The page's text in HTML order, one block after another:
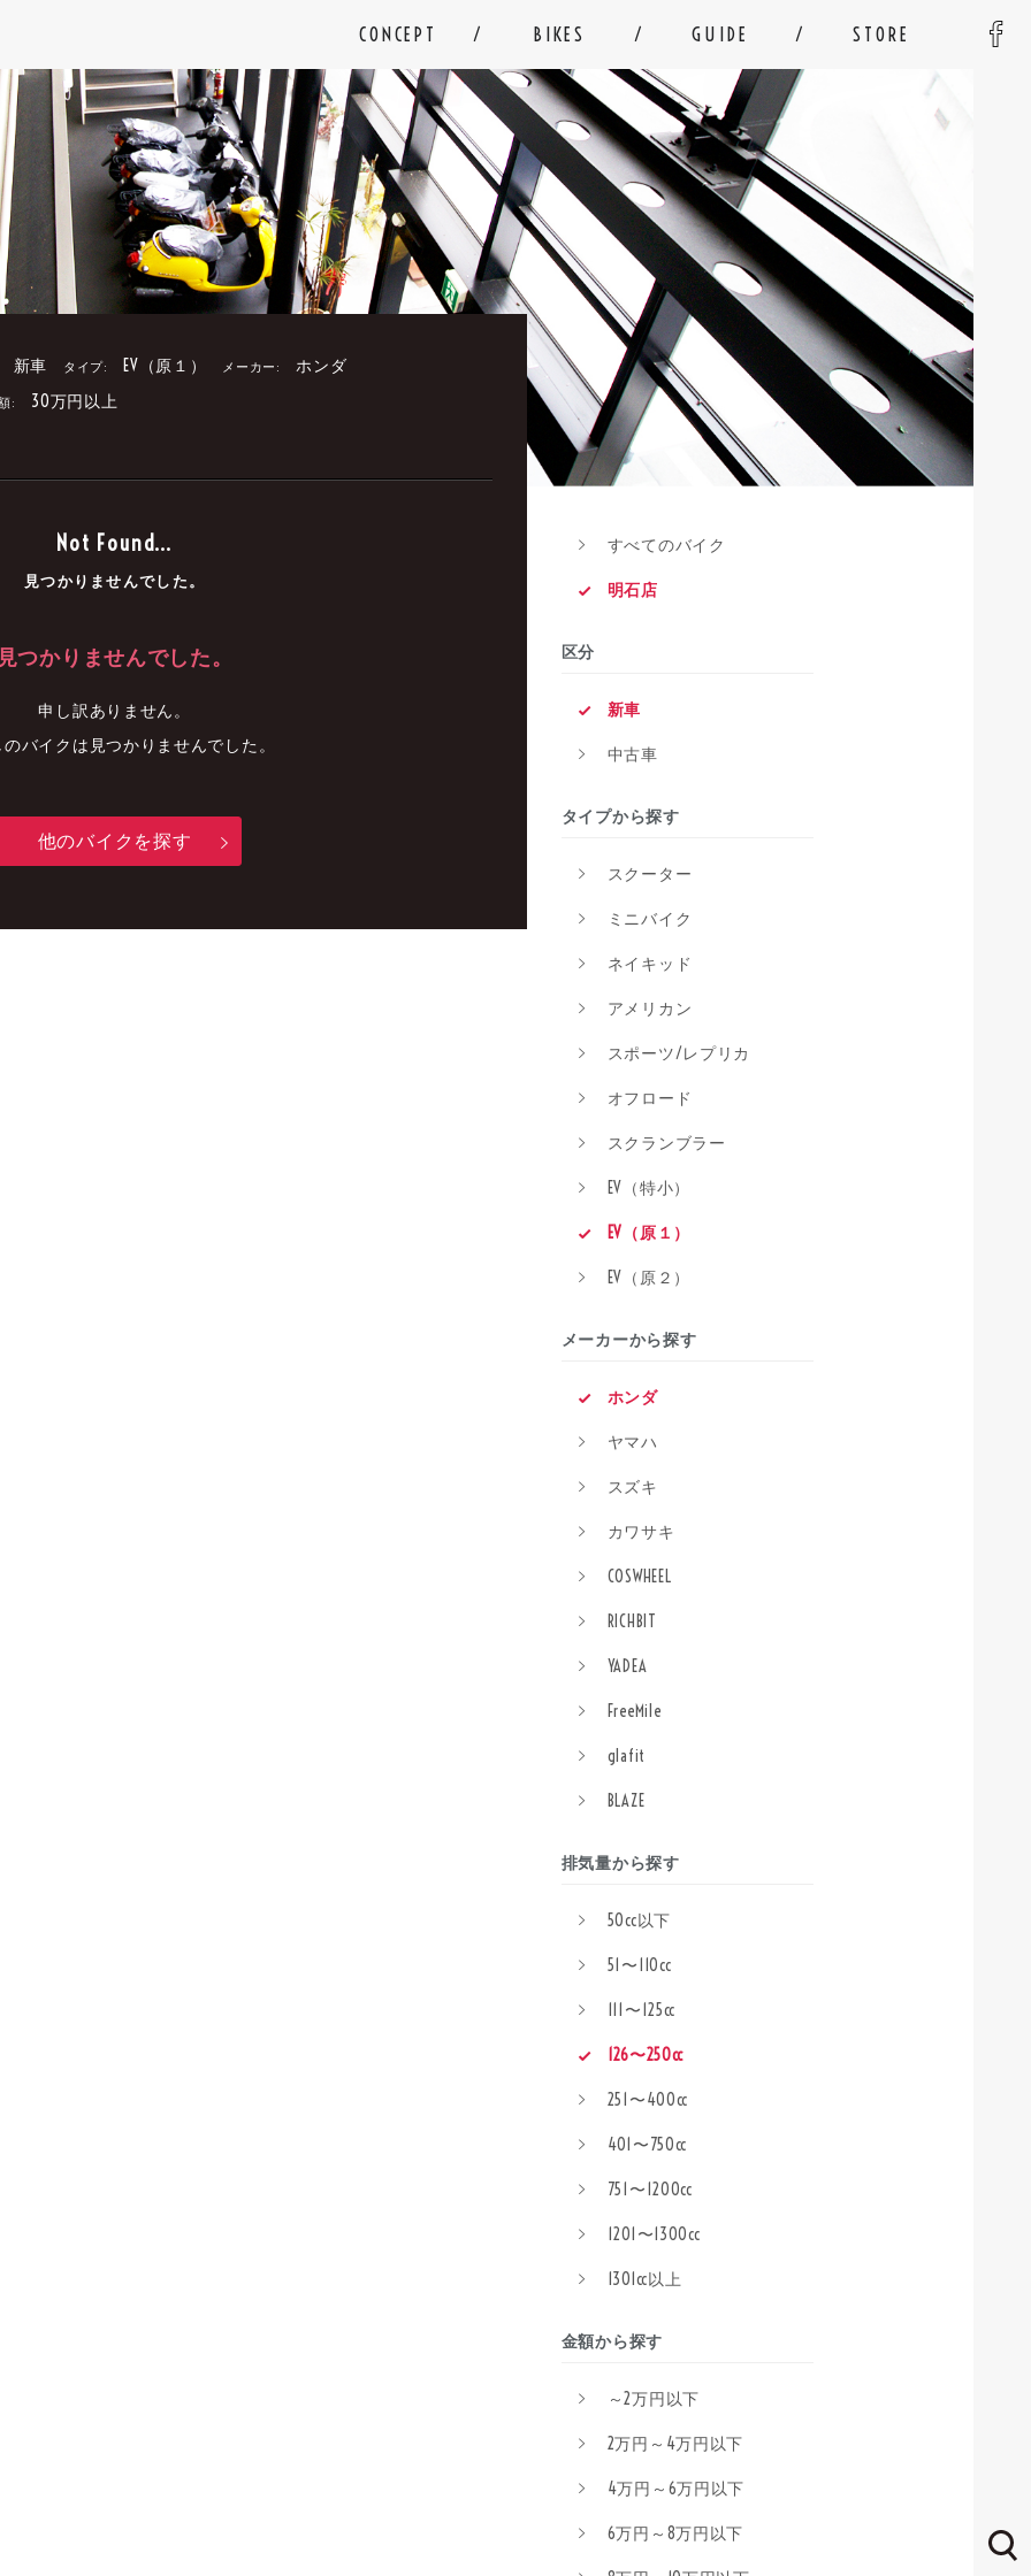
CONCEPT BIKES GUIDE STORE
新車 タイプ: EV（原１） メーカー: ホンダ
: 30万円以上
Not Found...
見つかりませんでした。
見つかりませんでした。
申し訳ありません。
バイクは見つかりませんでした。
他のバイクを探す
すべてのバイク
明石店
区分
新車
中古車
タイプから探す
スクーター
ミニバイク
ネイキッド
アメリカン
スポーツ/レプリカ
オフロード
スクランブラー
EV（特小）
EV（原１）
EV（原２）
メーカーから探す
ホンダ
ヤマハ
スズキ
カワサキ
COSWHEEL
RICHBIT
YADEA
FreeMile
glafit
BLAZE
排気量から探す
50cc以下
51〜110cc
111〜125cc
126〜250cc
251〜400cc
401〜750cc
751〜1200cc
1201〜1300cc
1301cc以上
金額から探す
～2万円以下
2万円～4万円以下
4万円～6万円以下
6万円～8万円以下
中古車